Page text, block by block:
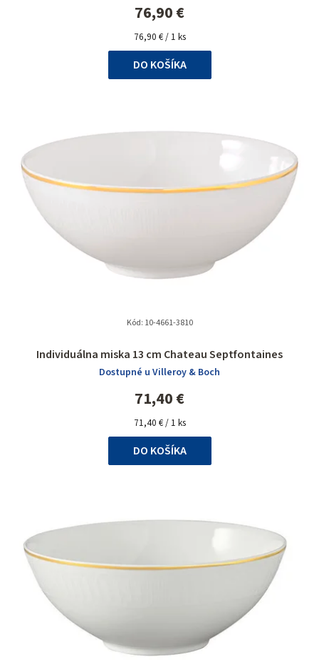
76,90 €
Jednotková
cena:
76,90 € / 1 ks
DO KOŠÍKA
Individuálna miska 13 cm Chateau Septfontaines
Dostupné u Villeroy & Boch
71,40 €
Jednotková
cena:
71,40 € / 1 ks
DO KOŠÍKA
Kód: 10-4661-3810